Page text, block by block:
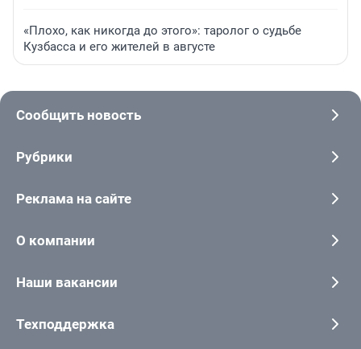
«Плохо, как никогда до этого»: таролог о судьбе
Кузбасса и его жителей в августе
Сообщить новость
Рубрики
Реклама на сайте
О компании
Наши вакансии
Техподдержка